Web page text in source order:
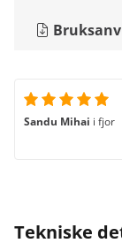
Sandu Mihai i fjor
Tekniske